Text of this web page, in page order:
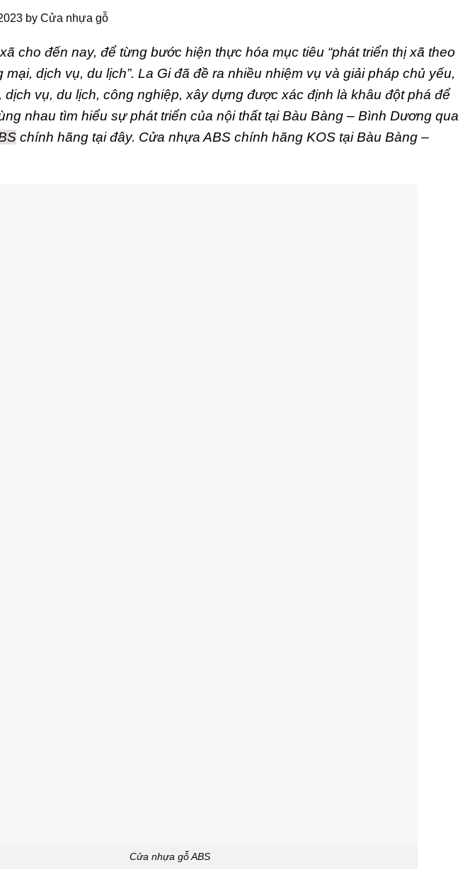
by Cửa nhựa gỗ
cho đến nay, đểtừng bước hiện thực hóa mục tiêu “phát triển thị xã theo
dịch vụ, du lịch”. La Gi đã đề ra nhiều nhiệm vụ và giải pháp chủ yếu,
dịch vụ, du lịch, công nghiệp, xây dựng được xác định là khâu đột phá để
nhau tìm hiểu sự phát triển của nội thất tại Bàu Bàng – Bình Dương qua
chính hãng tại đây. Cửa nhựa ABS chính hãng KOS tại Bàu Bàng –
Cửa nhựa gỗ ABS